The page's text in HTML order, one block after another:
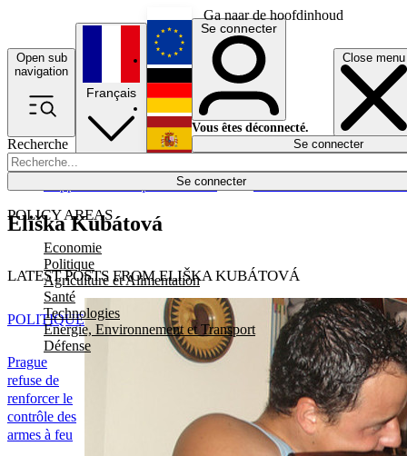
Ga naar de hoofdinhoud
Open sub
navigation
Close menu
Recherche
Se connecter
POLICY AREAS
Economie
Politique
Agriculture et Alimentation
Santé
Technologies
Energie, Environnement et Transport
Défense
Économie
Français
English
Deutsch
Español
Se connecter
Vous êtes déconnecté.
Se connecter
Eliška Kubátová
LATEST POSTS FROM ELIŠKA KUBÁTOVÁ
Prague
refuse de
renforcer le
contrôle des
armes à feu
POLITIQUE